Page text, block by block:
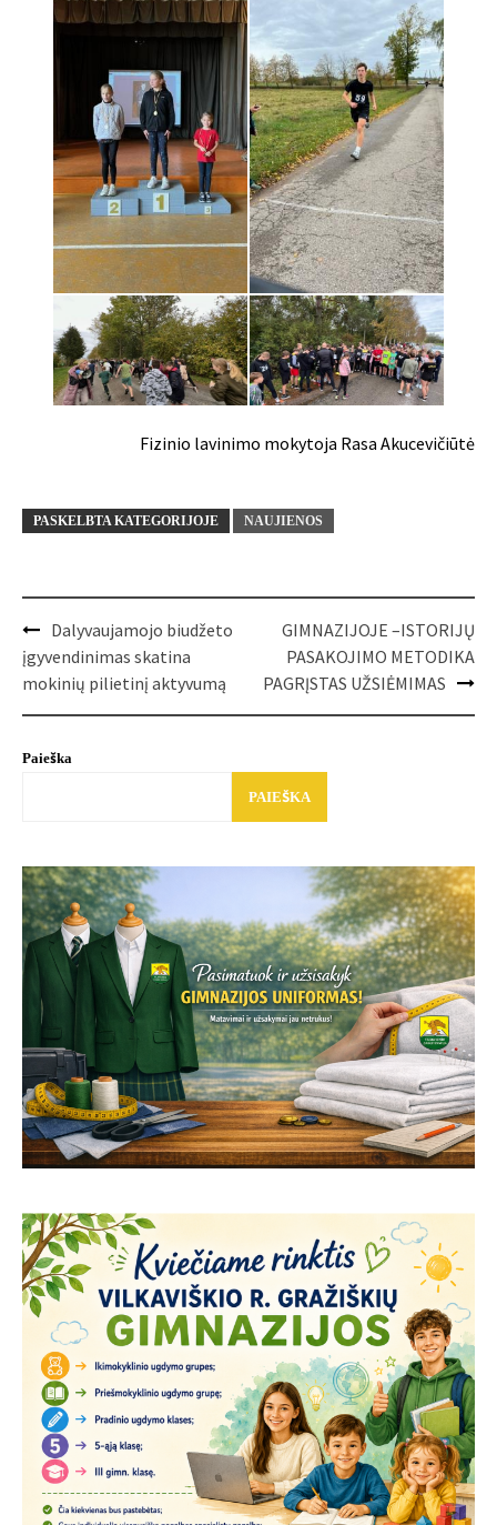
Fizinio lavinimo mokytoja Rasa Akucevičiūtė
PASKELBTA KATEGORIJOJE NAUJIENOS
Post
navigation
Dalyvaujamojo biudžeto
įgyvendinimas skatina
mokinių pilietinį aktyvumą
GIMNAZIJOJE –ISTORIJŲ
PASAKOJIMO METODIKA
PAGRĮSTAS UŽSIĖMIMAS
Paieška
PAIEŠKA